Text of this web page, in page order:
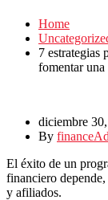
Home
7 estrategias
fomentar
diciembre
By
El éxito de un
financiero
y afiliados.